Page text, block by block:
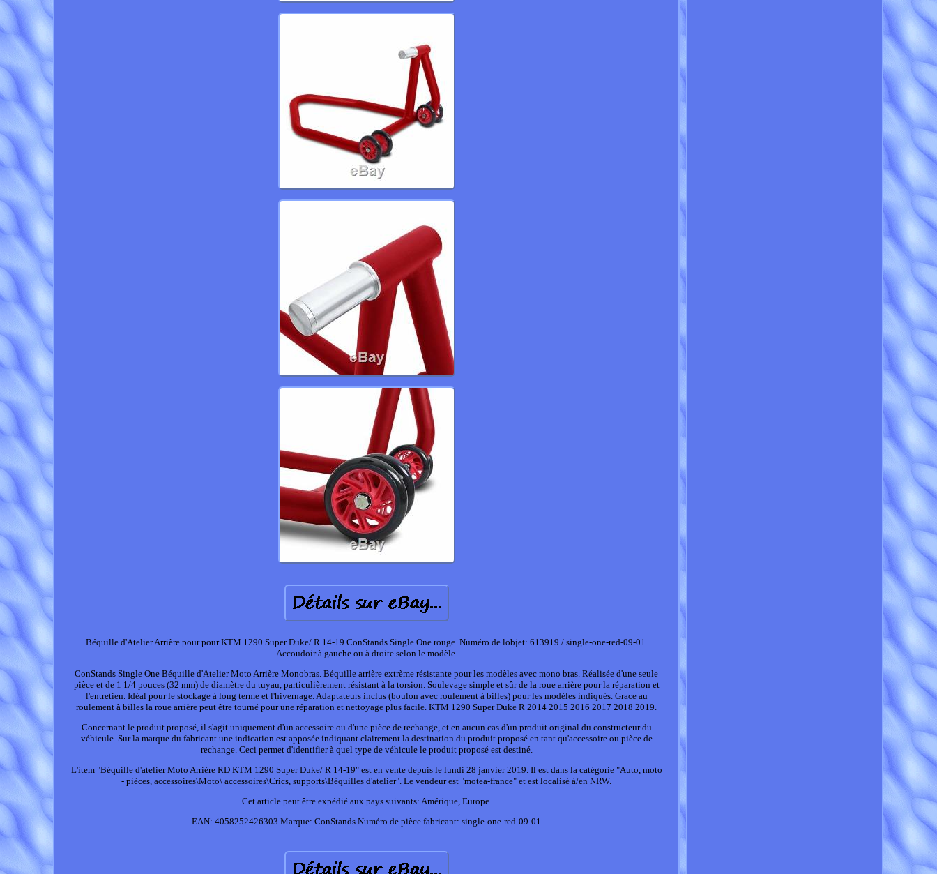
Béquille d'Atelier Arrière pour pour KTM 1290 Super Duke/ R 14-19 ConStands Single One rouge. Numéro de lobjet: 613919 / single-one-red-09-01.
Accoudoir à gauche ou à droite selon le modèle.
ConStands Single One Béquille d'Atelier Moto Arrière Monobras. Béquille arrière extrème résistante pour les modèles avec mono bras. Réalisée d'une seule
pièce et de 1 1/4 pouces (32 mm) de diamètre du tuyau, particulièrement résistant à la torsion. Soulevage simple et sûr de la roue arrière pour la réparation et
l'entretien. Idéal pour le stockage à long terme et l'hivernage. Adaptateurs inclus (boulon avec roulement à billes) pour les modèles indiqués. Grace au
roulement à billes la roue arrière peut être tourné pour une réparation et nettoyage plus facile. KTM 1290 Super Duke R 2014 2015 2016 2017 2018 2019.
Concernant le produit proposé, il s'agit uniquement d'un accessoire ou d'une pièce de rechange, et en aucun cas d'un produit original du constructeur du
véhicule. Sur la marque du fabricant une indication est apposée indiquant clairement la destination du produit proposé en tant qu'accessoire ou pièce de
rechange. Ceci permet d'identifier à quel type de véhicule le produit proposé est destiné.
L'item "Béquille d'atelier Moto Arrière RD KTM 1290 Super Duke/ R 14-19" est en vente depuis le lundi 28 janvier 2019. Il est dans la catégorie "Auto, moto
- pièces, accessoires\Moto\ accessoires\Crics, supports\Béquilles d'atelier". Le vendeur est "motea-france" et est localisé à/en NRW.
Cet article peut être expédié aux pays suivants: Amérique, Europe.
EAN: 4058252426303 Marque: ConStands Numéro de pièce fabricant: single-one-red-09-01